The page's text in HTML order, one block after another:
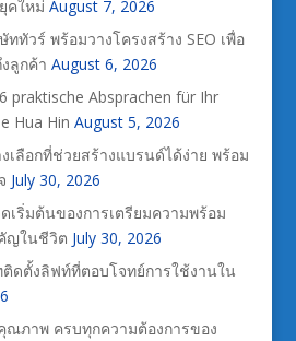
คใหม่ August 7, 2026
ทัวร์ พร้อมวางโครงสร้าง SEO เพื่อ
ลูกค้า August 6, 2026
praktische Absprachen für Ihr
Hua Hin August 5, 2026
เลือกที่ช่วยสร้างแบรนด์ได้ง่าย พร้อม
July 30, 2026
เริ่มต้นของการเตรียมความพร้อม
ญในชีวิต July 30, 2026
ดตั้งลิฟท์ที่ตอบโจทย์การใช้งานใน
ณภาพ ครบทุกความต้องการของ